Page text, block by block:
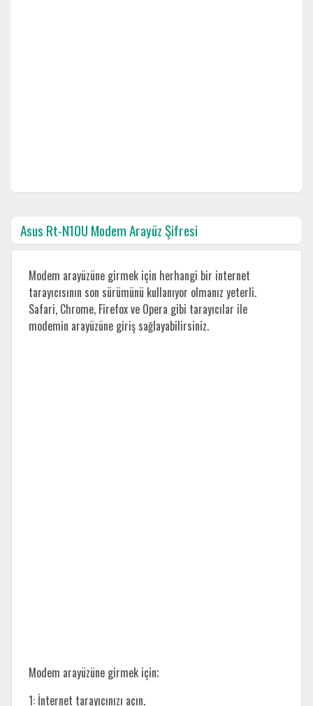
Asus Rt-N10U Modem Arayüz Şifresi
Modem arayüzüne girmek için herhangi bir internet
tarayıcısının son sürümünü kullanıyor olmanız yeterli.
Safari, Chrome, Firefox ve Opera gibi tarayıcılar ile
modemin arayüzüne giriş sağlayabilirsiniz.
Modem arayüzüne girmek için;
1: İnternet tarayıcınızı açın.